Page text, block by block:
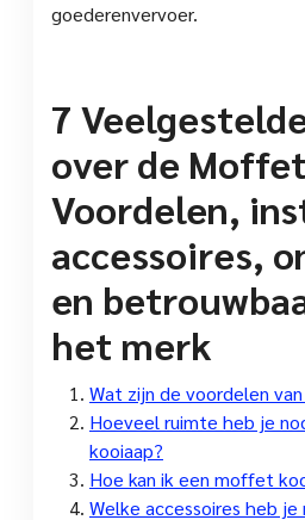
goederenvervoer.
7
over de
Voordelen,
accessoires,
en
het merk
Wat zijn de voordelen
Hoeveel ruimte heb je
kooiaap?
Hoe kan ik een moffet
Welke accessoires heb